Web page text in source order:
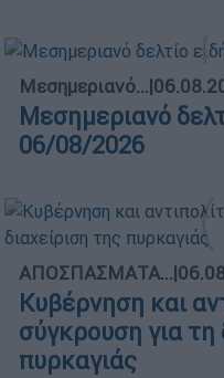
Μεσημεριανό...|
Μεσημεριανό
06/08/2026
ΑΠΟΣΠΑΣΜΑΤΑ...|
Κυβέρνηση και
σύγκρουση για τη
πυρκαγιάς